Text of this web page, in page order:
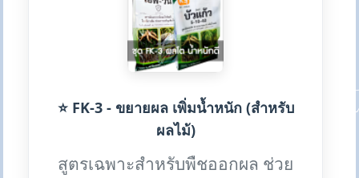
⭐ FK-3 - ขยายผล เพิ่มน้ำหนัก (สำหรับ
ผลไม้)
สูตรเฉพาะสำหรับพืชออกผล ช่วย